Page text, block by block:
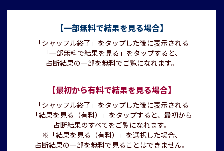
【一部無料で結果を見る場合】
「シャッフル終了」をタップした後に表示される
「一部無料で結果を見る」をタップすると、
占断結果の一部を無料でご覧になれます。
【最初から有料で結果を見る場合】
「シャッフル終了」をタップした後に表示される
「結果を見る（有料）」をタップすると、最初から
占断結果のすべてをご覧になれます。
※「結果を見る（有料）」を選択した場合、
占断結果の一部を無料で見ることはできません。